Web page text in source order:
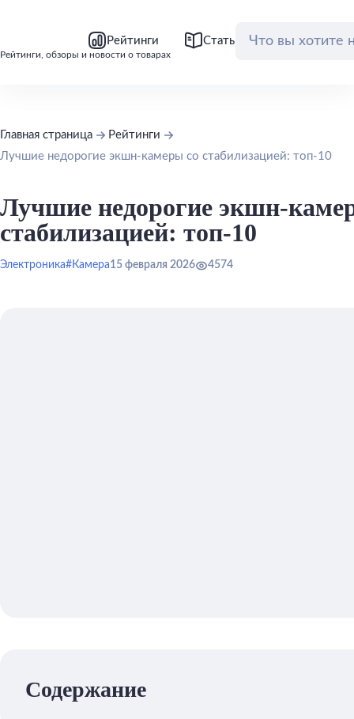
Рейтинги, обзоры и новости о товарах
Рейтинги Статьи Обзоры
Главная страница
Рейтинги
Лучшие недорогие экшн-камеры со стабилизацией: топ-10
Лучшие недорогие экшн-
стабилизацией: топ-10
Электроника#Камера15 февраля 2026 4574
Содержание